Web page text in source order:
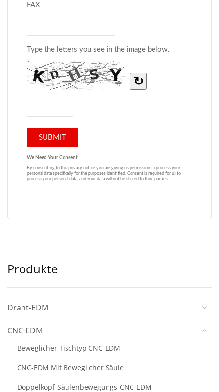
Produkte
Draht-EDM
CNC-EDM
Beweglicher Tischtyp CNC-EDM
CNC-EDM Mit Beweglicher Säule
Doppelkopf-Säulenbewegungs-CNC-EDM